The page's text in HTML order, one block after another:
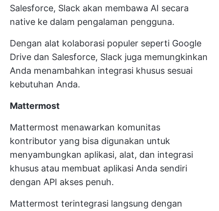
Salesforce, Slack akan membawa AI secara
native ke dalam pengalaman pengguna.
Dengan alat kolaborasi populer seperti Google
Drive dan Salesforce, Slack juga memungkinkan
Anda menambahkan integrasi khusus sesuai
kebutuhan Anda.
Mattermost
Mattermost menawarkan komunitas
kontributor yang bisa digunakan untuk
menyambungkan aplikasi, alat, dan integrasi
khusus atau membuat aplikasi Anda sendiri
dengan API akses penuh.
Mattermost terintegrasi langsung dengan